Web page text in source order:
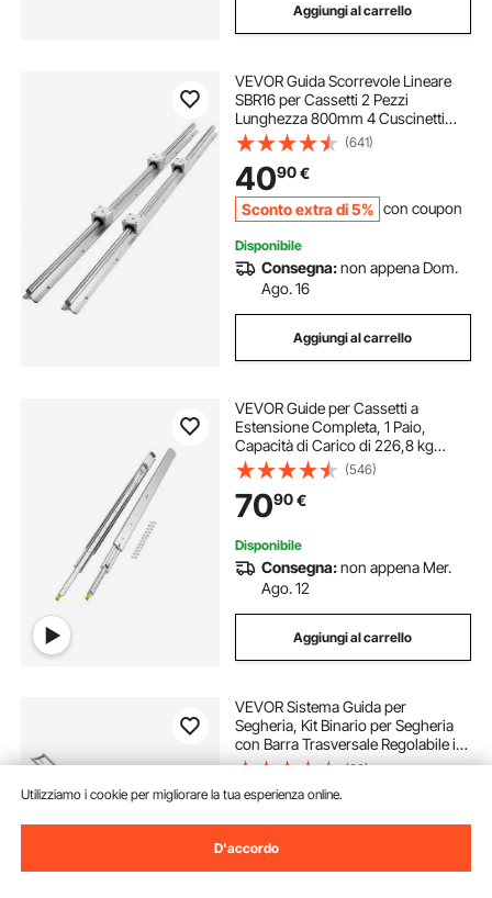
Aggiungi al carrello
VEVOR Guida Scorrevole Lineare
SBR16 per Cassetti 2 Pezzi
Lunghezza 800mm 4 Cuscinetti
SBR16UU, Binario di Guida 2 Pz per
Scorrimento per Cassetti Mobili in
Acciaio al Carbonio Carico Statico
774N
(641)
4090€
Sconto extra di 5% con coupon
Disponibile
Consegna:non appena Dom.
Ago. 16
Aggiungi al carrello
VEVOR Guide per Cassetti a
Estensione Completa, 1 Paio,
Capacità di Carico di 226,8 kg
Binario per Cassetti con
Bloccaggio, Cuscinetti a Sfera con
Guida Scorrevole, Lunghezza
Estensione 1321 mm
(546)
7090€
Disponibile
Consegna:non appena Mer.
Ago. 12
Aggiungi al carrello
VEVOR Sistema Guida per
Segheria, Kit Binario per Segheria
con Barra Trasversale Regolabile in
Alluminio Lunghezza 3,66 m,
2 Cunei, Kit Guida Regolabile da
(38)
12590 €
Disponibile
Utilizziamo i cookie per migliorare la tua esperienza online.
D'accordo